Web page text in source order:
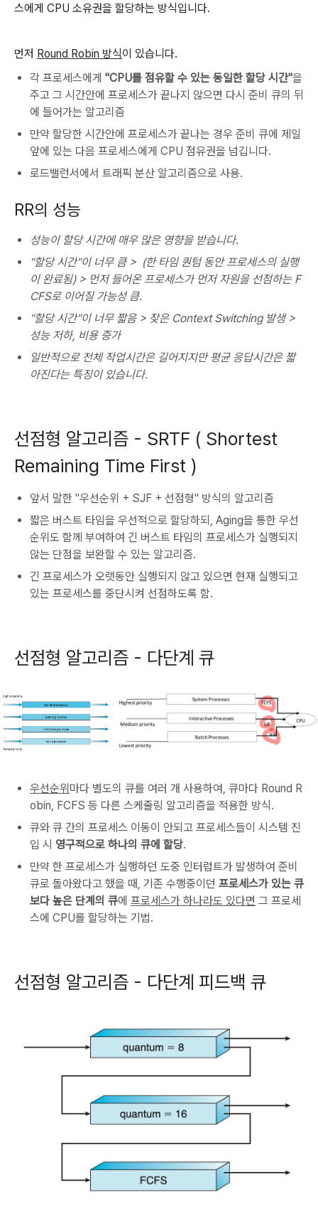
스에게 CPU 소유권을 할당하는 방식입니다.
먼저 Round Robin 방식이 있습니다.
각 프로세스에게 "CPU를 점유할 수 있는 동일한 할당 시간"을
주고 그 시간안에 프로세스가 끝나지 않으면 다시 준비 큐의 뒤
에 들어가는 알고리즘
만약 할당한 시간안에 프로세스가 끝나는 경우 준비 큐에 제일
앞에 있는 다음 프로세스에게 CPU 점유권을 넘깁니다.
로드밸런서에서 트래픽 분산 알고리즘으로 사용.
RR의 성능
성능이 할당 시간에 매우 많은 영향을 받습니다.
"할당 시간"이 너무 큼 > (한 타임 퀀텀 동안 프로세스의 실행
이 완료됨) > 먼저 들어온 프로세스가 먼저 자원을 선점하는 F
CFS로 이어질 가능성 큼.
"할당 시간"이 너무 짧음 > 잦은 Context Switching 발생 >
성능 저하, 비용 증가
일반적으로 전체 작업시간은 길어지지만 평균 응답시간은 짧
아진다는 특징이 있습니다.
선점형 알고리즘 - SRTF ( Shortest
Remaining Time First )
앞서 말한 "우선순위 + SJF + 선점형" 방식의 알고리즘
짧은 버스트 타임을 우선적으로 할당하되, Aging을 통한 우선
순위도 함께 부여하여 긴 버스트 타임의 프로세스가 실행되지
않는 단점을 보완할 수 있는 알고리즘.
긴 프로세스가 오랫동안 실행되지 않고 있으면 현재 실행되고
있는 프로세스를 중단시켜 선점하도록 함.
선점형 알고리즘 - 다단계 큐
우선순위 마다 별도의 큐를 여러 개 사용하여, 큐마다 Round R
obin, FCFS 등 다른 스케줄링 알고리즘을 적용한 방식.
큐와 큐 간의 프로세스 이동이 안되고 프로세스들이 시스템 진
입 시 영구적으로 하나의 큐에 할당.
만약 한 프로세스가 실행하던 도중 인터럽트가 발생하여 준비
큐로 돌아왔다고 했을 때, 기존 수행중이던 프로세스가 있는 큐
보다 높은 단계의 큐에 프로세스가 하나라도 있다면 그 프로세
스에 CPU를 할당하는 기법.
선점형 알고리즘 - 다단계 피드백 큐